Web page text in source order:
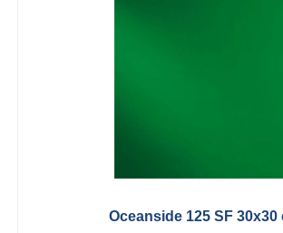
Oceanside 125 SF 30x30